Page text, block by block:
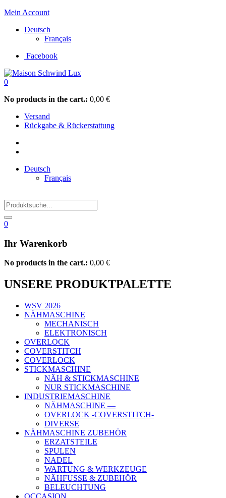
Mein Account
Deutsch
Français
Facebook
0
No products in the cart.: 0,00 €
Versand
Rückgabe & Rückerstattung
Deutsch
Français
0
Ihr Warenkorb
No products in the cart.: 0,00 €
UNSERE PRODUKTPALETTE
WSV 2026
NÄHMASCHINE
MECHANISCH
ELEKTRONISCH
OVERLOCK
COVERSTITCH
COVERLOCK
STICKMASCHINE
NÄH & STICKMASCHINE
NUR STICKMASCHINE
INDUSTRIEMASCHINE
NÄHMASCHINE —
OVERLOCK -COVERSTITCH-
DIVERSE
NÄHMASCHINE ZUBEHÖR
ERZATSTEILE
SPULEN
NADEL
WARTUNG & WERKZEUGE
NÄHFUSSE & ZUBEHÖR
BELEUCHTUNG